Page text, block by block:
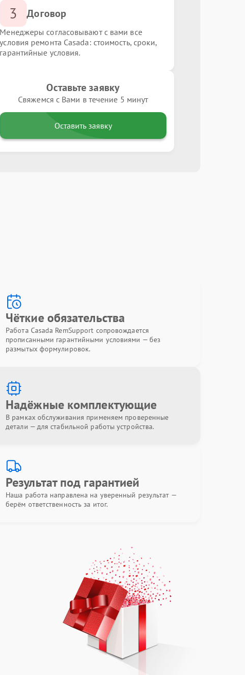
3 Договор
Менеджеры согласовывают с вами все
условия ремонта Casada: стоимость, сроки,
гарантийные условия.
Оставьте заявку
Свяжемся с Вами в течение 5 минут
Оставить заявку
Чёткие обязательства
Работа Casada RemSupport сопровождается
прописанными гарантийными условиями — без
размытых формулировок.
Надёжные комплектующие
В рамках обслуживания применяем проверенные
детали — для стабильной работы устройства.
Результат под гарантией
Наша работа направлена на уверенный результат —
берём ответственность за итог.